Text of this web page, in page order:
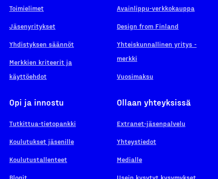
Toimielimet
Jäsenyritykset
Yhdistyksen säännöt
Merkkien kriteerit ja
käyttöehdot
Avainlippu-verkkokauppa
Design from Finland
Yhteiskunnallinen yritys -
merkki
Vuosimaksu
Opi ja innostu
Tutkittua-tietopankki
Koulutukset jäsenille
Koulutustallenteet
Blogit
Ollaan yhteyksissä
Extranet-jäsenpalvelu
Yhteystiedot
Medialle
Usein kysytyt kysymykset